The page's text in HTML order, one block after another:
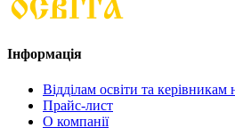
Інформація
Відділам освіти та керівникам
Прайс-лист
О компанії